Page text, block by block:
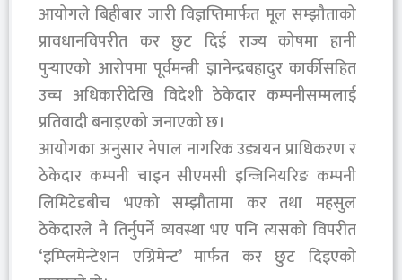
आयोगले बिहीबार जारी विज्ञप्तिमार्फत मूल सम्झौताको
प्रावधानविपरीत कर छुट दिई राज्य कोषमा हानी
पुर्‍याएको आरोपमा पूर्वमन्त्री ज्ञानेन्द्रबहादुर कार्कीसहित
उच्च अधिकारीदेखि विदेशी ठेकेदार कम्पनीसम्मलाई
प्रतिवादी बनाइएको जनाएको छ।
आयोगका अनुसार नेपाल नागरिक उड्ययन प्राधिकरण र
ठेकेदार कम्पनी चाइन सीएमसी इन्जिनियरिङ कम्पनी
लिमिटेडबीच भएको सम्झौतामा कर तथा महसुल
ठेकेदारले नै तिर्नुपर्ने व्यवस्था भए पनि त्यसको विपरीत
‘इम्प्लिमेन्टेशन एग्रिमेन्ट’ मार्फत कर छुट दिइएको